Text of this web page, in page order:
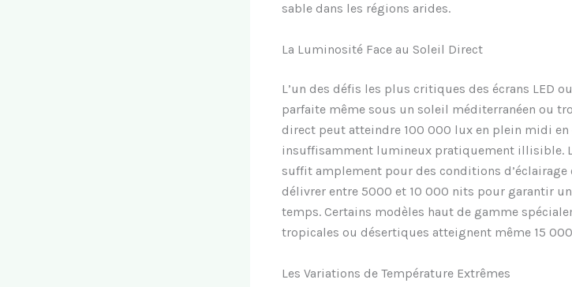
sable dans les régions arides.
La Luminosité Face au Soleil Direct
L’un des défis les plus critiques des écrans LED
parfaite même sous un soleil méditerranéen ou
direct peut atteindre 100 000 lux en plein midi en
insuffisamment lumineux pratiquement illisible.
suffit amplement pour des conditions
délivrer entre 5000 et 10 000 nits pour garantir
temps. Certains modèles haut de gamme
tropicales ou désertiques atteignent même 15
Les Variations de Température Extrêmes